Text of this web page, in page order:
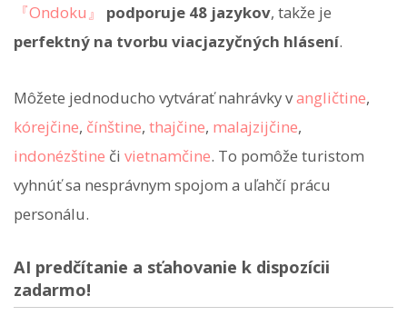
『Ondoku』 podporuje 48 jazykov, takže je
perfektný na tvorbu viacjazyčných hlásení.
Môžete jednoducho vytvárať nahrávky vangličtine,
kórejčine, čínštine, thajčine, malajzijčine,
indonézštine či vietnamčine. To pomôže turistom
vyhnúť sa nesprávnym spojom a uľahčí prácu
personálu.
AI predčítanie a sťahovanie k dispozícii
zadarmo!